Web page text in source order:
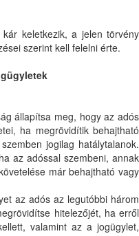
keletkezik, a jelen törvény
szerint kell felelni érte.
állapítsa meg, hogy az adós
ha megrövidítik behajtható
jogilag hatálytalanok.
az adóssal szembeni, annak
már behajtható vagy
az adós az legutóbbi három
hitelezőjét, ha erről
valamint az a jogügylet,